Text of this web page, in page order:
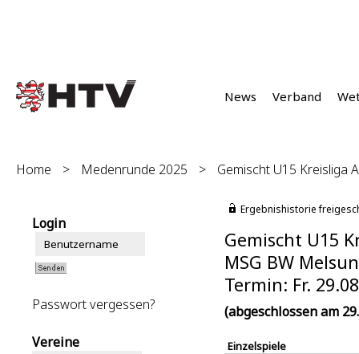
News Verband
Home > Medenrunde 2025 > Gemischt U15 Kreisliga
Login
Passwort vergessen?
Vereine
Ergebnishistorie
Gemischt U15
MSG BW
Termin: Fr.
(abgeschlossen am
Einzelspiele